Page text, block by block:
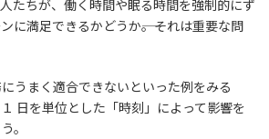
たちが、働く時間や眠る時間を強制的にず
に満足できるかどうか――。それは重要な問
うまく適合できないといった例をみる
日を単位とした「時刻」によって影響を
。